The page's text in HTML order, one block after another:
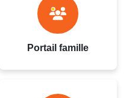
Portail famille